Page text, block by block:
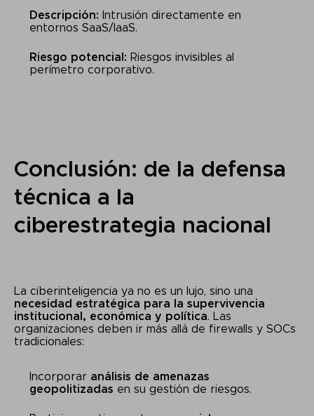
Descripción: Intrusión directamente en
entornos SaaS/IaaS.
Riesgo potencial: Riesgos invisibles al
perímetro corporativo.
Conclusión: de la defensa
técnica a la
ciberestrategia nacional
La ciberinteligencia ya no es un lujo, sino una
necesidad estratégica para la supervivencia
institucional, económica y política. Las
organizaciones deben ir más allá de firewalls y SOCs
tradicionales:
Incorporar análisis de amenazas
geopolitizadas en su gestión de riesgos.